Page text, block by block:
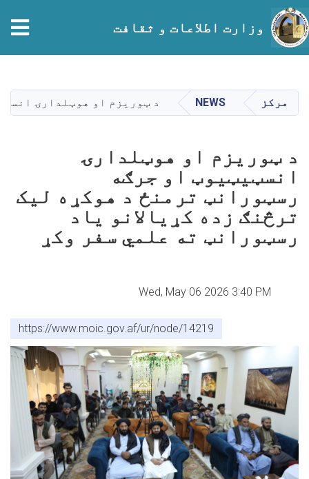
content
وزارت اطلاعات و ثقافت
مرکز NEWS د ټوریزم او هوټلدارۍ
د ټوریزم او هوټلدارۍ
انسټیټیوټ او جرګه
رسټورانټ ترمنځ د هوکړه لیک
ترڅنګ زده کړیالانو یاد
رسټورانټ ته علمي سفر وکړ
Wed, May 06 2026 3:40 PM
https://www.moic.gov.af/ur/node/14219